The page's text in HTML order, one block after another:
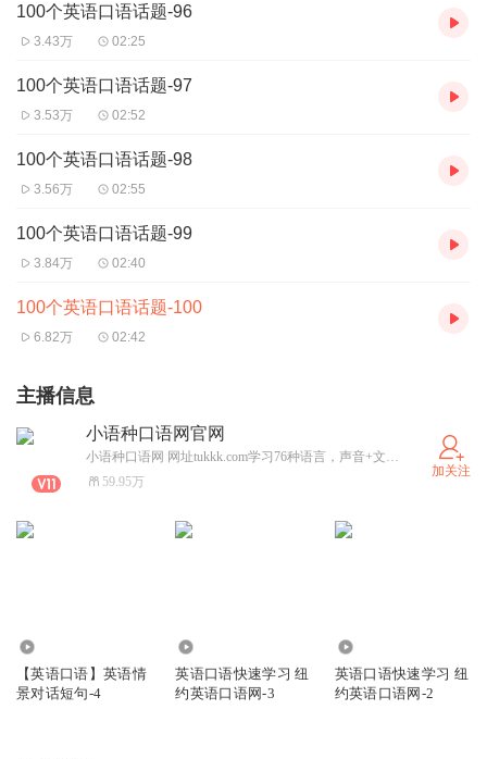
100个英语口语话题-96
3.43万 02:25
100个英语口语话题-97
3.53万 02:52
100个英语口语话题-98
3.56万 02:55
100个英语口语话题-99
3.84万 02:40
100个英语口语话题-100
6.82万 02:42
主播信息
小语种口语网官网
小语种口语网 网址tukkk.com学习76种语言，声音+文本，每个句子都伴有音频，欧洲语言 亚洲语言，非洲语言。纽约英语口语网 网址ny-yy.com 由美国播音员朗读。每个句子都伴有音频。请联系我孙强
59.95万
加关注
【英语口语】英语情
景对话短句-4
英语口语快速学习 纽
约英语口语网-3
英语口语快速学习 纽
约英语口语网-2